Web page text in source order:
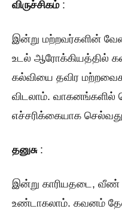
விருச்சிகம்:
இன்று மற்றவர்களின்
உடல் ஆரோக்கியத்தில்
கல்வியை தவிர
விடலாம். வாகனங்களில்
எச்சரிக்கையாக
தனுசு:
இன்று காரியதடை,
உண்டாகலாம். கவனம்